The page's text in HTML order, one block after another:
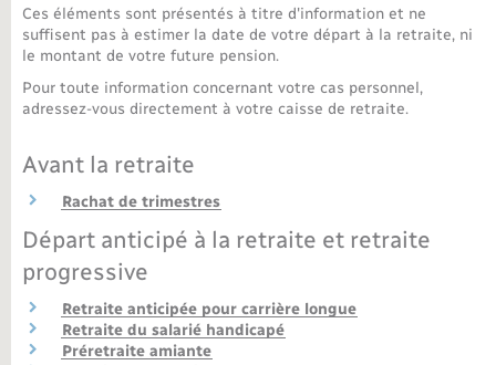
Numérique
Organisation d’événement
Sécurité - Prévention
Seniors
Transports
Ces éléments sont présentés à titre d'information et ne
suffisent pas à estimer la date de votre départ à la retraite, ni
le montant de votre future pension.
Pour toute information concernant votre cas personnel,
adressez-vous directement à votre caisse de retraite.
Avant la retraite
Rachat de trimestres
Départ anticipé à la retraite et retraite
progressive
Retraite anticipée pour carrière longue
Retraite du salarié handicapé
Préretraite amiante